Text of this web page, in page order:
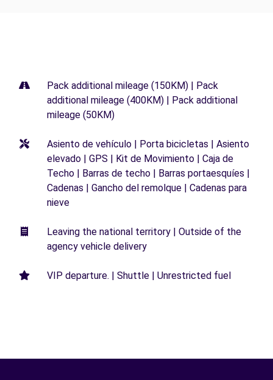
Pack additional mileage (150KM) | Pack
additional mileage (400KM) | Pack additional
mileage (50KM)
Asiento de vehículo | Porta bicicletas | Asiento
elevado | GPS | Kit de Movimiento | Caja de
Techo | Barras de techo | Barras portaesquíes |
Cadenas | Gancho del remolque | Cadenas para
nieve
Leaving the national territory | Outside of the
agency vehicle delivery
VIP departure. | Shuttle | Unrestricted fuel